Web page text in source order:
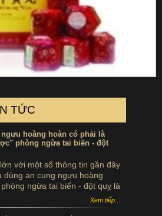
TỨC
hoàng hoàn có phải là
phòng ngừa tai biến - đột
với một số thông tin gần đây
dùng an cung ngưu hoàng
ngừa tai biến - đột quỵ là
Thực hư sản phẩm này ra sao,
để phòng tai biến - đột quỵ
Xem tiếp...